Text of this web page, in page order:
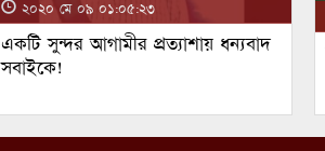
২০২০ মে ০৯ ০১:০৫:২৩
একটি সুন্দর আগামীর প্রত্যাশায় ধন্যবাদ
সবাইকে!